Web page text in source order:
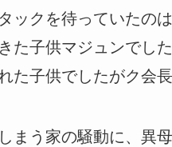
ックを待っていたの
た子供マジュンでした
た子供でしたがク会
まう家の騒動に、異